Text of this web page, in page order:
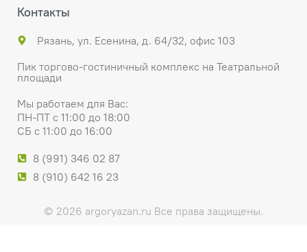
Контакты
Рязань, ул. Есенина, д. 64/32, офис 103
Пик торгово-гостиничный комплекс на Театральной
площади
Мы работаем для Вас:
ПН-ПТ с 11:00 до 18:00
СБ с 11:00 до 16:00
8 (991) 346 02 87
8 (910) 642 16 23
© 2026 argoryazan.ru Все права защищены.